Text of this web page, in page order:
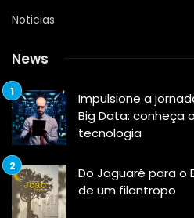
Noticias
News
Impulsione a
Big Data: conheça
tecnologia
Do Jaguaré para o
de um filantropo